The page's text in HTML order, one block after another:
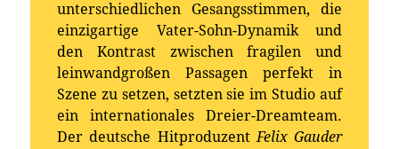
unterschiedlichen Gesangsstimmen, die
einzigartige Vater-Sohn-Dynamik und
den Kontrast zwischen fragilen und
leinwandgroßen Passagen perfekt in
Szene zu setzen, setzten sie im Studio auf
ein internationales Dreier-Dreamteam.
Der deutsche HitproduzentFelix Gauder